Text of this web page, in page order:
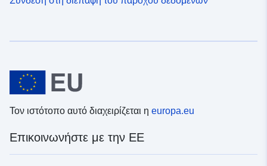
Τον ιστότοπο αυτό διαχειρίζεται η europa.eu
Επικοινωνήστε με την ΕΕ